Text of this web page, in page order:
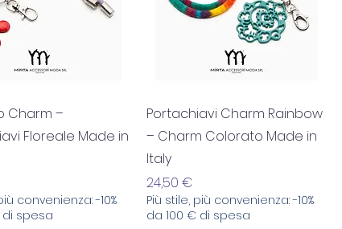
rapide
Charm –
Floreale Made in
convenienza: -10%
di spesa
Aperçu rapide
Portachiavi Charm Rainbow
– Charm Colorato Made in
Italy
Prix
24,50 €
Più stile, più convenienza: -10%
da 100 € di spesa